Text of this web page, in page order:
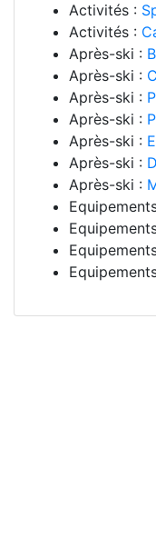
Activités :
Activités :
Après-ski :
Après-ski :
Après-ski :
Après-ski :
Après-ski :
Après-ski :
Après-ski :